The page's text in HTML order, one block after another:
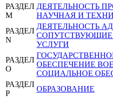
РАЗДЕЛ
M
ДЕЯТЕЛЬНОСТЬ
НАУЧНАЯ И
РАЗДЕЛ
N
ДЕЯТЕЛЬНОСТЬ
УСЛУГИ
РАЗДЕЛ
O
ОБЕСПЕЧЕНИЕ
СОЦИАЛЬНОЕ
РАЗДЕЛ
P
ОБРАЗОВАНИЕ